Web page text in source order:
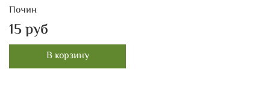
Почин
15 руб
В корзину